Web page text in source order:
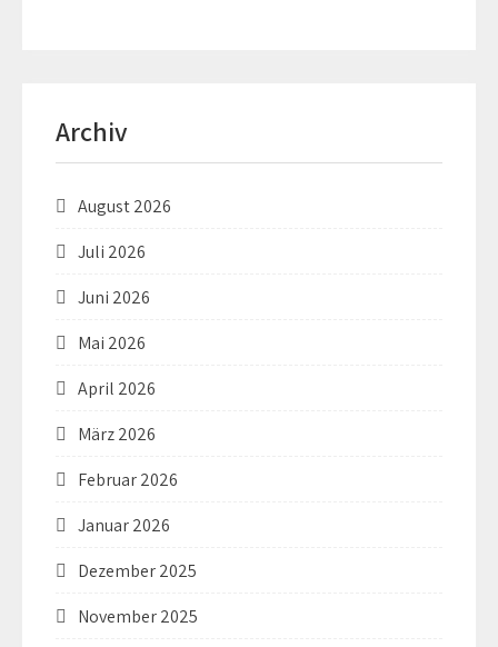
Archiv
August 2026
Juli 2026
Juni 2026
Mai 2026
April 2026
März 2026
Februar 2026
Januar 2026
Dezember 2025
November 2025